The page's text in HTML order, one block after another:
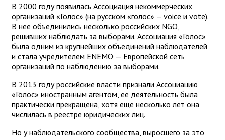
В 2000 году появилась Ассоциация некоммерческих
организаций «Голос» (на русском «голос» — voice и vote).
В нее объединились несколько российских NGO,
решивших наблюдать за выборами. Ассоциация «Голос»
была одним из крупнейших объединений наблюдателей
и стала учредителем ENEMO — Европейской сеть
организаций по наблюдению за выборами.
В 2013 году российские власти признали Ассоциацию
«Голос» иностранным агентом, ее деятельность была
практически прекращена, хотя еще несколько лет она
числилась в реестре юридических лиц.
Но у наблюдательского сообщества, выросшего за это